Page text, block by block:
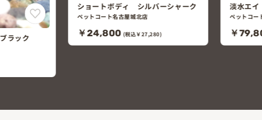
バーシャーク 淡水エイ モトロ
ペットコート名古屋城北店
￥79,800 (税込￥87,780)
￥